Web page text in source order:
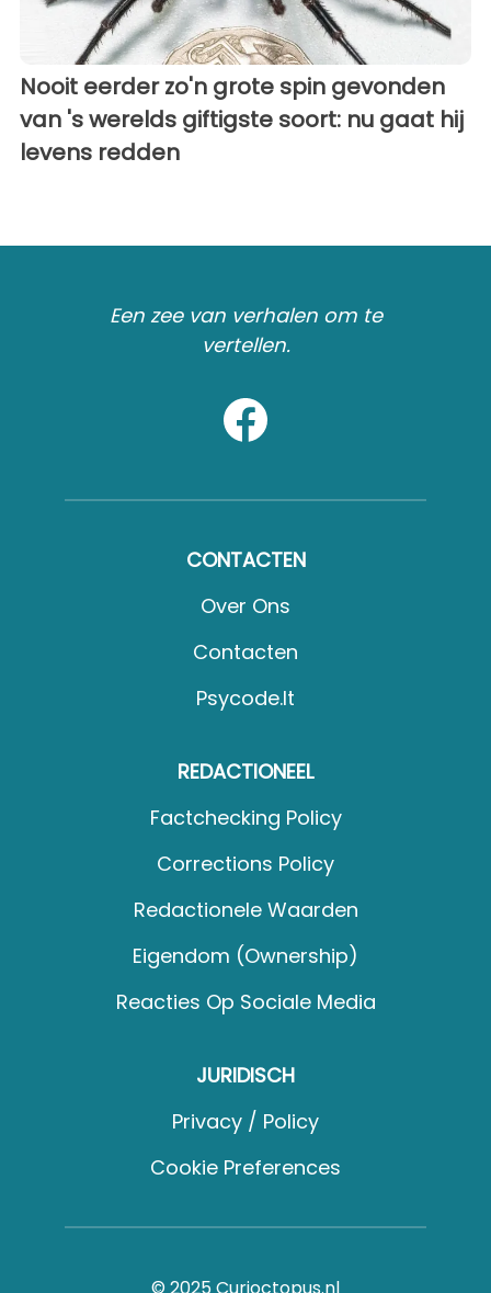
Nooit eerder zo'n grote spin gevonden
van 's werelds giftigste soort: nu gaat hij
levens redden
Een zee van verhalen om te
vertellen.
CONTACTEN
Over Ons
Contacten
Psycode.it
REDACTIONEEL
Factchecking Policy
Corrections Policy
Redactionele Waarden
Eigendom (Ownership)
Reacties Op Sociale Media
JURIDISCH
Privacy / Policy
Cookie Preferences